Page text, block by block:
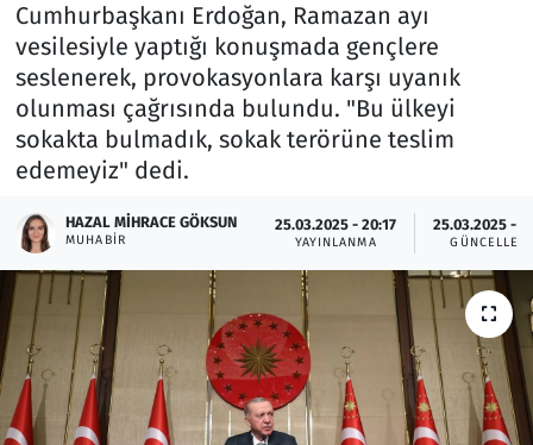
Cumhurbaşkanı Erdoğan, Ramazan ayı
vesilesiyle yaptığı konuşmada gençlere
seslenerek, provokasyonlara karşı uyanık
olunması çağrısında bulundu. "Bu ülkeyi
sokakta bulmadık, sokak terörüne teslim
edemeyiz" dedi.
HAZAL MIHRACE GÖKSUN
MUHABIR
25.03.2025 - 20:17
YAYINLANMA
25.03.2025 -
Lezzet Durağı
Memur ve Kamu
Otomobil
Oyun
Ramazan
Resmi İlanlar
Rüya Tabirleri